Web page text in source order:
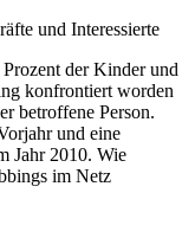
und Interessierte
der Kinder und
konfrontiert worden
betroffene Person.
und eine
Jahr 2010. Wie
im Netz